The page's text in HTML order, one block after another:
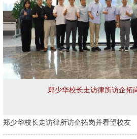
郑少华校长走访律所访企拓
郑少华校长走访律所访企拓岗并看望校友